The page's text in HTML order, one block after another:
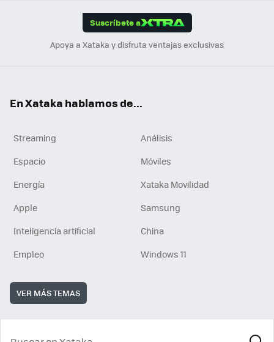
Suscríbete a
Apoya a Xataka y disfruta ventajas exclusivas
En Xataka hablamos de...
Streaming
Análisis
Espacio
Móviles
Energía
Xataka Movilidad
Apple
Samsung
Inteligencia artificial
China
Empleo
Windows 11
VER MÁS TEMAS